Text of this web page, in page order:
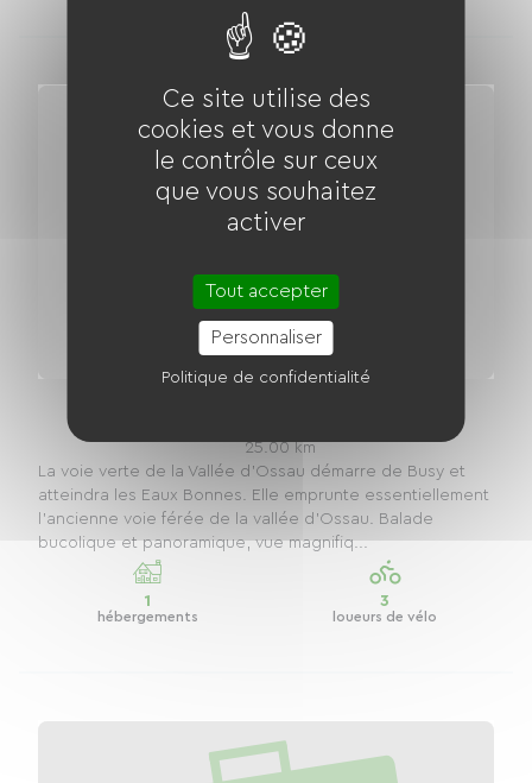
25.00 km
La voie verte de la Vallée d'Ossau démarre de Busy et
atteindra les Eaux Bonnes. Elle emprunte essentiellement
l'ancienne voie férée de la vallée d'Ossau. Balade
bucolique et panoramique, vue magnifiq...
1
hébergements
3
loueurs de vélo
Ce site utilise des
cookies et vous donne
le contrôle sur ceux
que vous souhaitez
activer
Tout accepter
Personnaliser
Politique de confidentialité